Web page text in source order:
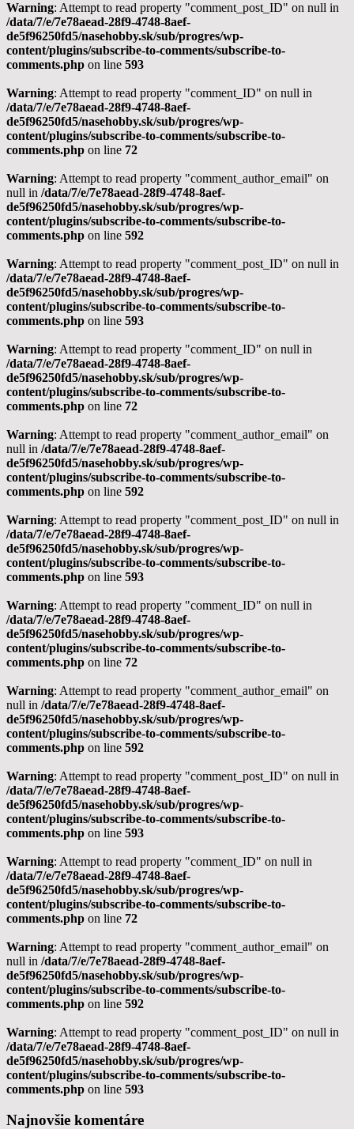
Warning: Attempt to read property "comment_post_ID" on null in
/data/7/e/7e78aead-28f9-4748-8aef-
de5f96250fd5/nasehobby.sk/sub/progres/wp-
content/plugins/subscribe-to-comments/subscribe-to-
comments.php on line 593
Warning: Attempt to read property "comment_ID" on null in
/data/7/e/7e78aead-28f9-4748-8aef-
de5f96250fd5/nasehobby.sk/sub/progres/wp-
content/plugins/subscribe-to-comments/subscribe-to-
comments.php on line 72
Warning: Attempt to read property "comment_author_email" on
null in /data/7/e/7e78aead-28f9-4748-8aef-
de5f96250fd5/nasehobby.sk/sub/progres/wp-
content/plugins/subscribe-to-comments/subscribe-to-
comments.php on line 592
Warning: Attempt to read property "comment_post_ID" on null in
/data/7/e/7e78aead-28f9-4748-8aef-
de5f96250fd5/nasehobby.sk/sub/progres/wp-
content/plugins/subscribe-to-comments/subscribe-to-
comments.php on line 593
Warning: Attempt to read property "comment_ID" on null in
/data/7/e/7e78aead-28f9-4748-8aef-
de5f96250fd5/nasehobby.sk/sub/progres/wp-
content/plugins/subscribe-to-comments/subscribe-to-
comments.php on line 72
Warning: Attempt to read property "comment_author_email" on
null in /data/7/e/7e78aead-28f9-4748-8aef-
de5f96250fd5/nasehobby.sk/sub/progres/wp-
content/plugins/subscribe-to-comments/subscribe-to-
comments.php on line 592
Warning: Attempt to read property "comment_post_ID" on null in
/data/7/e/7e78aead-28f9-4748-8aef-
de5f96250fd5/nasehobby.sk/sub/progres/wp-
content/plugins/subscribe-to-comments/subscribe-to-
comments.php on line 593
Warning: Attempt to read property "comment_ID" on null in
/data/7/e/7e78aead-28f9-4748-8aef-
de5f96250fd5/nasehobby.sk/sub/progres/wp-
content/plugins/subscribe-to-comments/subscribe-to-
comments.php on line 72
Warning: Attempt to read property "comment_author_email" on
null in /data/7/e/7e78aead-28f9-4748-8aef-
de5f96250fd5/nasehobby.sk/sub/progres/wp-
content/plugins/subscribe-to-comments/subscribe-to-
comments.php on line 592
Warning: Attempt to read property "comment_post_ID" on null in
/data/7/e/7e78aead-28f9-4748-8aef-
de5f96250fd5/nasehobby.sk/sub/progres/wp-
content/plugins/subscribe-to-comments/subscribe-to-
comments.php on line 593
Warning: Attempt to read property "comment_ID" on null in
/data/7/e/7e78aead-28f9-4748-8aef-
de5f96250fd5/nasehobby.sk/sub/progres/wp-
content/plugins/subscribe-to-comments/subscribe-to-
comments.php on line 72
Warning: Attempt to read property "comment_author_email" on
null in /data/7/e/7e78aead-28f9-4748-8aef-
de5f96250fd5/nasehobby.sk/sub/progres/wp-
content/plugins/subscribe-to-comments/subscribe-to-
comments.php on line 592
Warning: Attempt to read property "comment_post_ID" on null in
/data/7/e/7e78aead-28f9-4748-8aef-
de5f96250fd5/nasehobby.sk/sub/progres/wp-
content/plugins/subscribe-to-comments/subscribe-to-
comments.php on line 593
Najnovšie komentáre